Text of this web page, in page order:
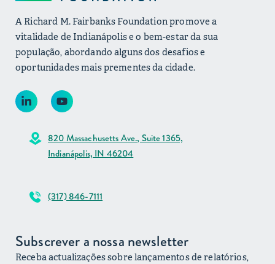
A Richard M. Fairbanks Foundation promove a
vitalidade de Indianápolis e o bem-estar da sua
população, abordando alguns dos desafios e
oportunidades mais prementes da cidade.
820 Massachusetts Ave., Suite 1365,
Indianápolis, IN 46204
(317) 846-7111
Subscrever a nossa newsletter
Receba actualizações sobre lançamentos de relatórios,